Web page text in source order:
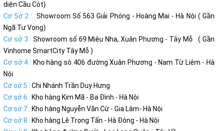
diện Cầu Cót)
Cơ Sở 2 : Showroom Số 563 Giải Phóng - Hoàng Mai - Hà Nội ( Gần
Ngã Tư Vọng)
Cơ sở 3 : Showroom số 69 Miêu Nha, Xuân Phương - Tây Mỗ ( Gần
Vinhome SmartCity Tây Mỗ )
Cơ sở 4 : Kho hàng sô 406 đường Xuân Phương - Nam Từ Liêm - Hà
Nội
Cơ sở 5 : Chi Nhánh Trần Duy Hưng
Cơ sở 6 : Kho hàng Kim Mã - Ba Đình - Hà Nội
Cơ sở 7 : Kho hàng Nguyễn Văn Cừ - Gia Lâm- Hà Nội
Cơ sở 8 : Kho hàng Lê Trọng Tấn - Hà Đông - Hà Nội